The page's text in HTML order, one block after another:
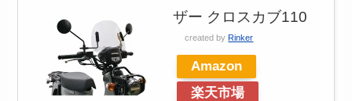
ザー クロスカブ110
created by Rinker
Amazon
楽天市場